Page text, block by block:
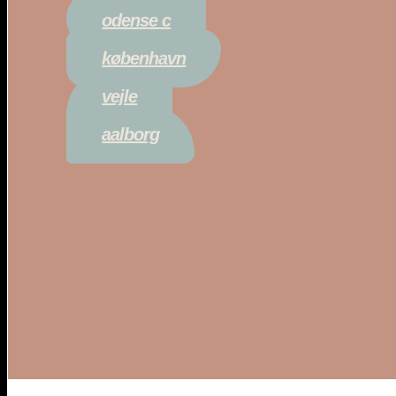
odense c
københavn
vejle
aalborg